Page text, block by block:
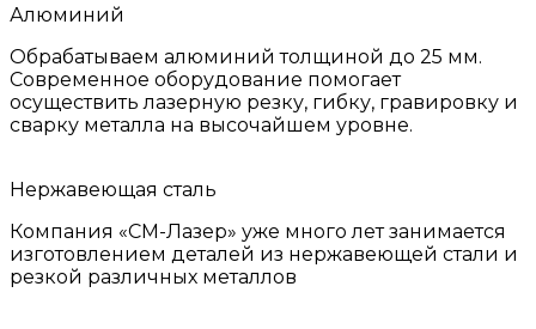
Алюминий
Обрабатываем алюминий толщиной до 25 мм.
Современное оборудование помогает
осуществить лазерную резку, гибку, гравировку и
сварку металла на высочайшем уровне.
Нержавеющая сталь
Компания «СМ-Лазер» уже много лет занимается
изготовлением деталей из нержавеющей стали и
резкой различных металлов